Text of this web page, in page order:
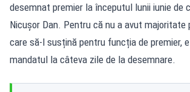
desemnat premier la începutul lunii iunie de
Nicușor Dan. Pentru că nu a avut majoritate
care să-l susțină pentru funcția de premier,
mandatul la câteva zile de la desemnare.